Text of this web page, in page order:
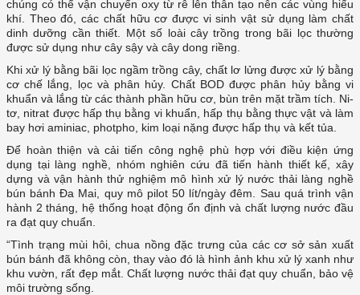
chúng có thể vận chuyển oxy từ rễ lên thân tạo nên các vùng hiếu
khí. Theo đó, các chất hữu cơ được vi sinh vật sử dụng làm chất
dinh dưỡng cần thiết. Một số loài cây trồng trong bãi lọc thường
được sử dụng như cây sậy và cây dong riềng.
Khi xử lý bằng bãi lọc ngầm trồng cây, chất lơ lửng được xử lý bằng
cơ chế lắng, lọc và phân hủy. Chất BOD được phân hủy bằng vi
khuẩn và lắng từ các thành phần hữu cơ, bùn trên mặt trầm tích. Ni-
tơ, nitrat được hấp thụ bằng vi khuẩn, hấp thụ bằng thực vật và làm
bay hơi aminiac, photpho, kim loại nặng được hấp thụ và kết tủa.
Để hoàn thiện và cải tiến công nghệ phù hợp với điều kiện ứng
dụng tại làng nghề, nhóm nghiên cứu đã tiến hành thiết kế, xây
dựng và vận hành thử nghiệm mô hình xử lý nước thải làng nghề
bún bánh Đa Mai, quy mô pilot 50 lít/ngày đêm. Sau quá trình vận
hành 2 tháng, hệ thống hoạt động ổn định và chất lượng nước đầu
ra đạt quy chuẩn.
“Tình trạng mùi hôi, chua nồng đặc trưng của các cơ sở sản xuất
bún bánh đã không còn, thay vào đó là hình ảnh khu xử lý xanh như
khu vườn, rất đẹp mắt. Chất lượng nước thải đạt quy chuẩn, bảo vệ
môi trường sống.